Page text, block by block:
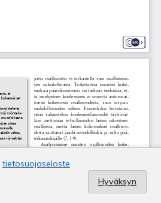
tietosuojaseloste
Hyväksyn